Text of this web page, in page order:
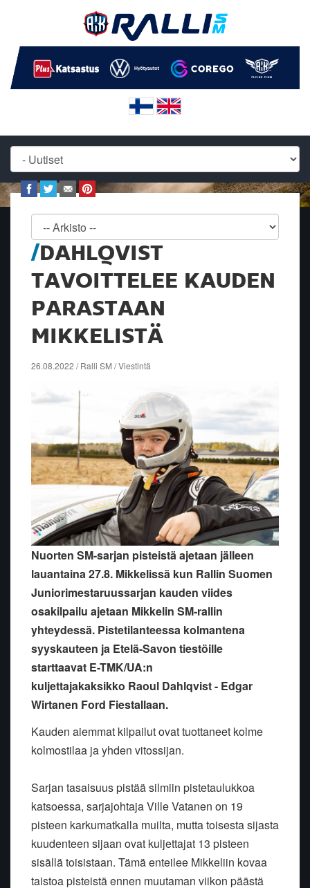
DAHLQVIST
TAVOITTELEE KAUDEN
PARASTAAN
MIKKELISTÄ
26.08.2022 / Ralli SM / Viestintä
Nuorten SM-sarjan pisteistä ajetaan jälleen
lauantaina 27.8. Mikkelissä kun Rallin Suomen
Juniorimestaruussarjan kauden viides
osakilpailu ajetaan Mikkelin SM-rallin
yhteydessä. Pistetilanteessa kolmantena
syyskauteen ja Etelä-Savon tiestöille
starttaavat E-TMK/UA:n
kuljettajakaksikko Raoul Dahlqvist - Edgar
Wirtanen Ford Fiestallaan.
Kauden aiemmat kilpailut ovat tuottaneet kolme
kolmostilaa ja yhden vitossijan.
Sarjan tasaisuus pistää silmiin pistetaulukkoa
katsoessa, sarjajohtaja Ville Vatanen on 19
pisteen karkumatkalla muilta, mutta toisesta sijasta
kuudenteen sijaan ovat kuljettajat 13 pisteen
sisällä toisistaan. Tämä enteilee Mikkeliin kovaa
taistoa pisteistä ennen muutaman viikon päästä